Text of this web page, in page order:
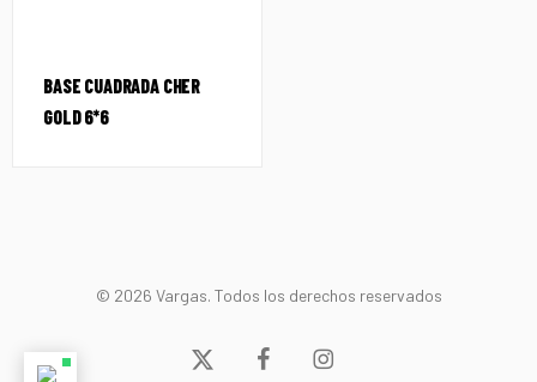
BASE CUADRADA CHER
GOLD 6*6
© 2026 Vargas. Todos los derechos reservados
x-
facebookinstagram